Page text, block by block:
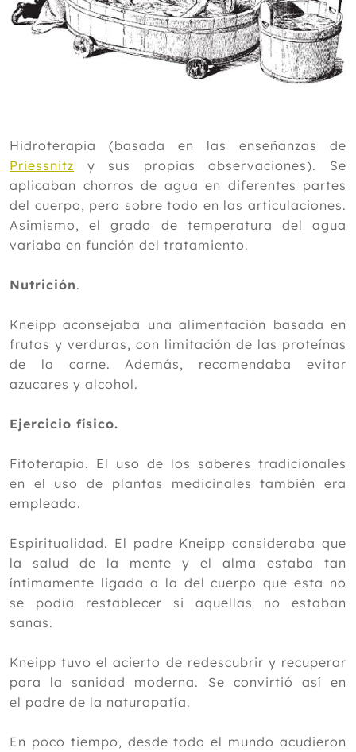
Hidroterapia (basada en las enseñanzas de
Priessnitz y sus propias observaciones). Se
aplicaban chorros de agua en diferentes partes
del cuerpo, pero sobre todo en las articulaciones.
Asimismo, el grado de temperatura del agua
variaba en función del tratamiento.
Nutrición.
Kneipp aconsejaba una alimentación basada en
frutas y verduras, con limitación de las proteínas
de la carne. Además, recomendaba evitar
azucares y alcohol.
Ejercicio físico.
Fitoterapia. El uso de los saberes tradicionales
en el uso de plantas medicinales también era
empleado.
Espiritualidad. El padre Kneipp consideraba que
la salud de la mente y el alma estaba tan
íntimamente ligada a la del cuerpo que esta no
se podía restablecer si aquellas no estaban
sanas.
Kneipp tuvo el acierto de redescubrir y recuperar
para la sanidad moderna. Se convirtió así en
el padre de la naturopatía.
En poco tiempo, desde todo el mundo acudieron